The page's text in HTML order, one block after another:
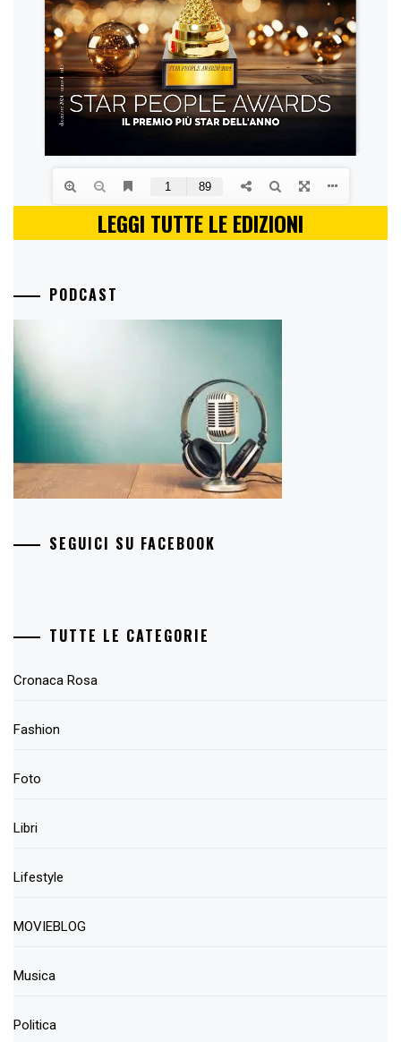
LEGGI TUTTE LE EDIZIONI
PODCAST
SEGUICI SU FACEBOOK
TUTTE LE CATEGORIE
Cronaca Rosa
Fashion
Foto
Libri
Lifestyle
MOVIEBLOG
Musica
Politica